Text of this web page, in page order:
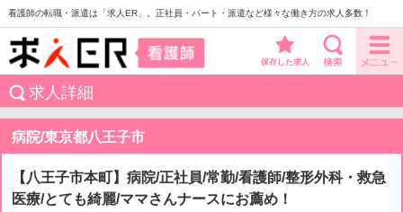
看護師の転職・派遣は「求人ER」。正社員・パート・派遣など様々な働き方の求人多数！
保存した求人
求人詳細
病院/東京都八王子市
【八王子市本町】病院/正社員/常勤/看護師/整形外科・救急
医療/とても綺麗/ママさんナースにお薦め！